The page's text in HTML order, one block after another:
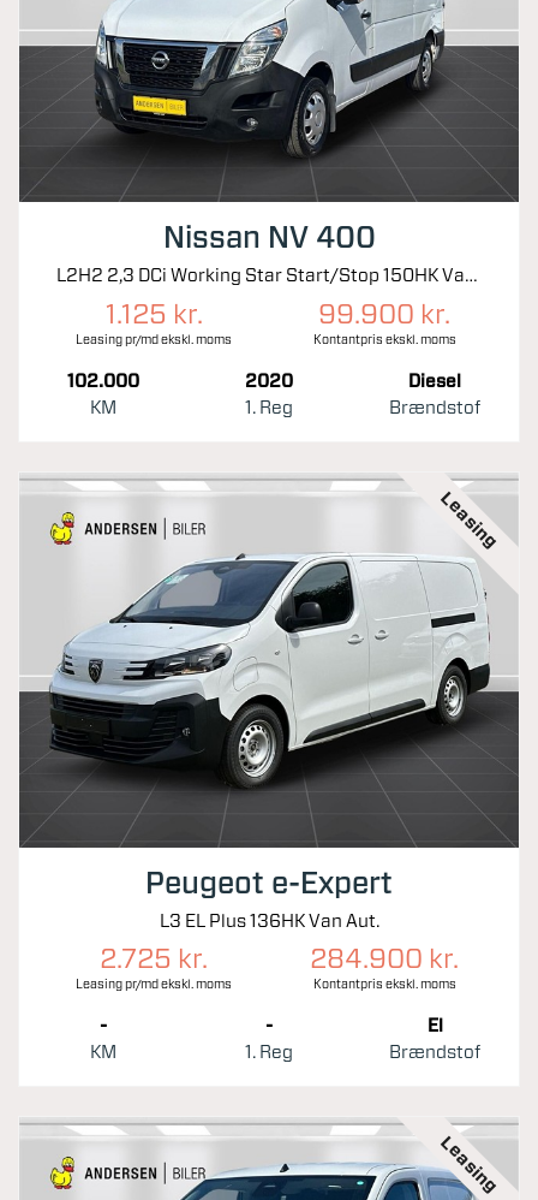
Nissan NV 400
L2H2 2,3 DCi Working Star Start/Stop 150HK Van 6g
1.125 kr.
Leasing pr/md ekskl. moms
99.900 kr.
Kontantpris ekskl. moms
102.000
KM
2020
1. Reg
Diesel
Brændstof
Leasing
Peugeot e-Expert
L3 EL Plus 136HK Van Aut.
2.725 kr.
Leasing pr/md ekskl. moms
284.900 kr.
Kontantpris ekskl. moms
-
KM
-
1. Reg
El
Brændstof
Leasing